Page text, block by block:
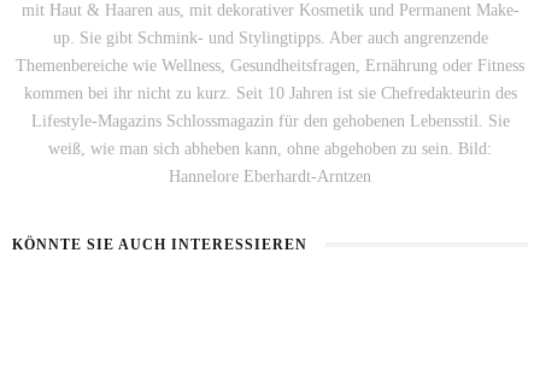
mit Haut & Haaren aus, mit dekorativer Kosmetik und Permanent Make-
up. Sie gibt Schmink- und Stylingtipps. Aber auch angrenzende
Themenbereiche wie Wellness, Gesundheitsfragen, Ernährung oder Fitness
kommen bei ihr nicht zu kurz. Seit 10 Jahren ist sie Chefredakteurin des
Lifestyle-Magazins Schlossmagazin für den gehobenen Lebensstil. Sie
weiß, wie man sich abheben kann, ohne abgehoben zu sein. Bild:
Hannelore Eberhardt-Arntzen
KÖNNTE SIE AUCH INTERESSIEREN